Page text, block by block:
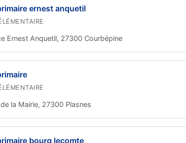
ernest anquetil
Ernest Anquetil, 27300 Courbépine
la Mairie, 27300 Plasnes
bourg lecomte